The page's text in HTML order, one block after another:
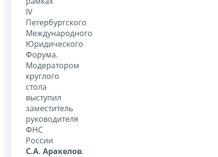
IV
Петербургского
Международного
Юридического
Форума.
Модератором
круглого
стола
выступил
заместитель
руководителя
ФНС
России
С.А. Аракелов.